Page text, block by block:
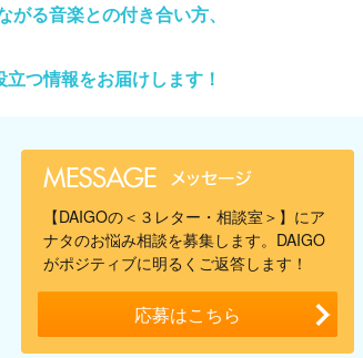
る音楽との付き合い方、
つ情報をお届けします！
【DAIGOの＜３レター・相談室＞】にア
ナタのお悩み相談を募集します。DAIGO
がポジティブに明るくご返答します！
応募はこちら